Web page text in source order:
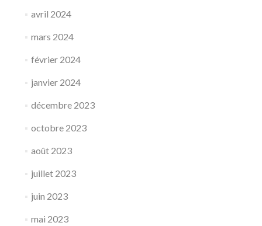
avril 2024
mars 2024
février 2024
janvier 2024
décembre 2023
octobre 2023
août 2023
juillet 2023
juin 2023
mai 2023